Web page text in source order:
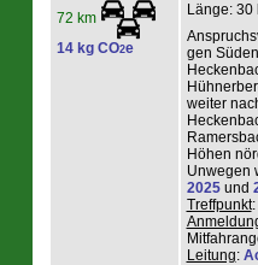
72 km
14 kg CO2e
Länge: 30
gen
weiter
Höhen
Unwegen
2025und
Treffpunkt:
Leitung: